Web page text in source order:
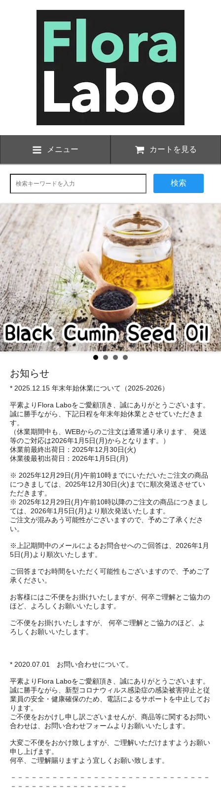
メニュー カートを見る
検索
お知らせ
* 2025.12.15 年末年始休業について（2025-2026）
平素よりFlora Laboをご愛顧頂き、誠にありがとうございます。
誠に勝手ながら、下記日程を年末年始休業とさせていただきま
す。
（休業期間中も、WEBからのご注文は通常通り承ります、 発送
等のご対応は2026年1月5日(月)からとなります。）
休業前最終出荷日：2025年12月30日(火)
休業後最初出荷日：2026年1月5日(月)
※ 2025年12月29日(月)午前10時までにいただいたご注文の商品
につきましては、2025年12月30日(火)までに順次発送させてい
ただきます。
※ 2025年12月29日(月)午前10時以降のご注文の商品につきまし
ては、2026年1月5日(月)より順次発送いたします。
ご注文が混みあう可能性がございますので、予めご了承くださ
い。
※上記期間中のメールによるお問合せへのご回答は、2026年1月
5日(月)より順次いたします。
ご回答までお時間をいただく可能性もございますので、予めご了
承ください。
お客様にはご不便をお掛けいたしますが、何卒ご理解とご協力の
ほど、よろしくお願いいたします。
ご不便をお掛けいたしますが、 何卒ご理解とご協力のほど、よ
ろしくお願いいたします。
* 2020.07.01 お問い合わせについて。
平素よりFlora Laboをご愛顧頂き、誠にありがとうございます。
誠に勝手ながら、新型コロナウィルス感染症の感染被害抑止と従
業員の安全・健康確保のため、電話によるサポートを中止してお
ります。
ご不便をおかけし申し訳ございませんが、商品等に関するお問い
合わせは、お問い合わせフォームよりお願いいたします。
大変ご不便をおかけ致しますが、ご理解いただけますようお願い
申し上げます。
何卒、ご理解賜りますよう宜しくお願い致します。
－－－－－－－－－－－－－－－－－－－－－－－－－－－－－
－－－－－－－－－－－－－－－－－